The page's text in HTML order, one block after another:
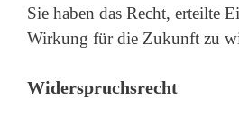
Sie haben das Recht, erteilte
Wirkung für die Zukunft zu
Widerspruchsrecht